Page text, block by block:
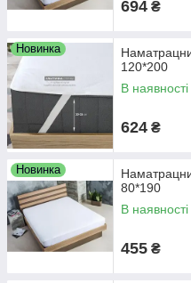
для быстрого, комфортного
694 ₴
Новинка
120*200
В наявності
624 ₴
Новинка
80*190
В наявності
455 ₴